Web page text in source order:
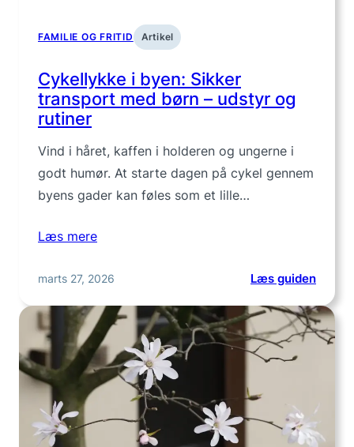
FAMILIE OG FRITID Artikel
Cykellykke i byen: Sikker
transport med børn – udstyr og
rutiner
Vind i håret, kaffen i holderen og ungerne i
godt humør. At starte dagen på cykel gennem
byens gader kan føles som et lille…
Læs mere
marts 27, 2026 Læs guiden:
i
byen:
børn
–